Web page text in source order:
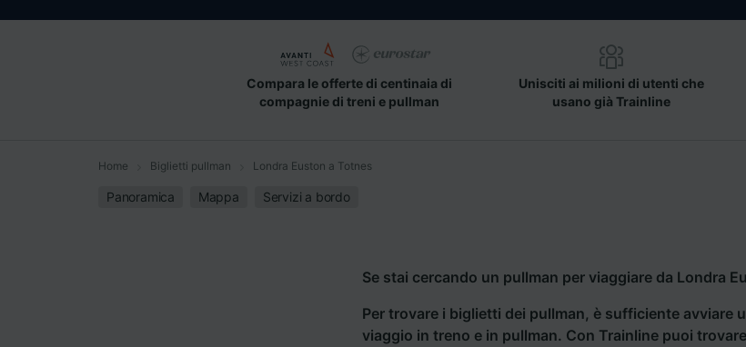
Compara le offerte di centinaia di
compagnie di treni e pullman
Unisciti ai milioni di utenti che
usano già Trainline
Home Biglietti pullman Londra Euston a Totnes
Panoramica Mappa Servizi a bordo
Se stai cercando un pullman per viaggiare da Londra
Per trovare i biglietti dei pullman, è sufficiente avviare
viaggio in treno e in pullman. Con Trainline puoi